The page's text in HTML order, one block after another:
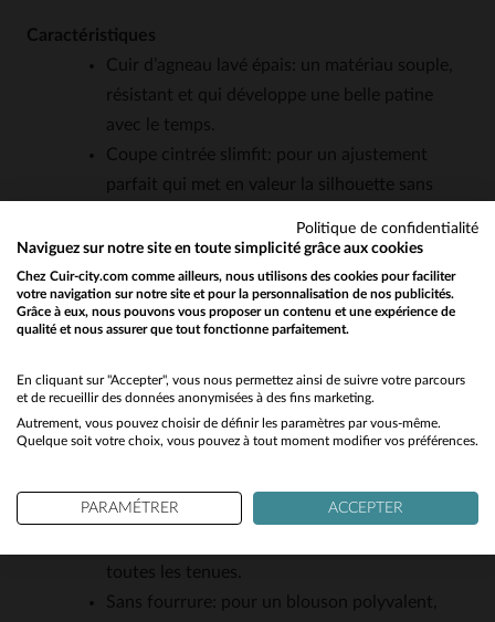
Caractéristiques
Cuir d’agneau lavé épais: un matériau souple,
résistant et qui développe une belle patine
avec le temps.
Coupe cintrée slimfit: pour un ajustement
parfait qui met en valeur la silhouette sans
Doublure en coton et polyester: légère et
respirante, idéale pour une utilisation
quotidienne.
6 poches (3 extérieures zippées, 3 intérieures):
Zips d’aisance aux poignets: pour ajuster
l’ouverture selon vos préférences.
Boutons-pression siglés Daytona: un détail qui
Style perfecto intemporel: un classique du
toutes les tenues.
Sans fourrure: pour un blouson polyvalent,
Would you like to be redirected to our English site?
No
Yes
Politique de confidentialité
Naviguez sur notre site en toute simplicité grâce aux cookies
Chez Cuir-city.com comme ailleurs, nous utilisons des cookies pour faciliter
votre navigation sur notre site et pour la personnalisation de nos publicités.
Grâce à eux, nous pouvons vous proposer un contenu et une expérience de
qualité et nous assurer que tout fonctionne parfaitement.
En cliquant sur "Accepter", vous nous permettez ainsi de suivre votre parcours
et de recueillir des données anonymisées à des fins marketing.
Autrement, vous pouvez choisir de définir les paramètres par vous-même.
Quelque soit votre choix, vous pouvez à tout moment modifier vos préférences.
PARAMÉTRER ACCEPTER